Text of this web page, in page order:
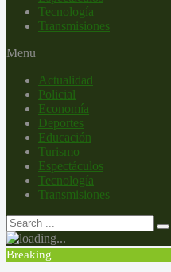
Tecnología
Transmisiones
Menu
Actualidad
Policial
Economía
Deportes
Educación
Turismo
Espectáculos
Tecnología
Transmisiones
Breaking